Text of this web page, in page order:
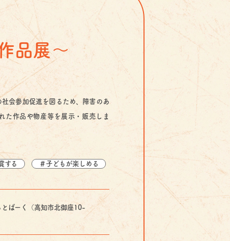
品展～
会参加促進を図るため、障害のあ
た作品や物産等を展示・販売しま
する ＃子どもが楽しめる
ぱーく（高知市北御座10-